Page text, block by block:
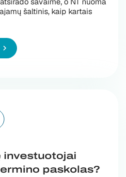
šaltinis, kaip kartais
pradėjo vos perkopusi
investuotojai
paskolas?